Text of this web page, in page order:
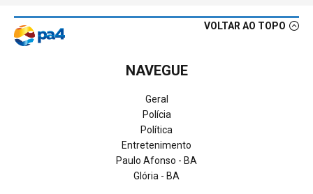
VOLTAR AO TOPO
NAVEGUE
Geral
Polícia
Política
Entretenimento
Paulo Afonso - BA
Glória - BA